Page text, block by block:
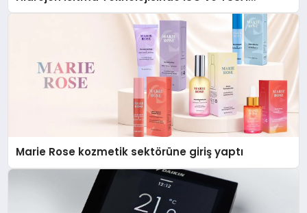
Düzenleyici Onaylarını Aldı
Marie Rose kozmetik sektörüne giriş yaptı